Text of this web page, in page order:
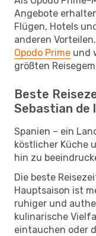
Angebote
Flügen, Hotels
anderen
Opodo Prime und
größten
Beste
Sebastian de
Spanien – ein
köstlicher Küche
hin zu
Die beste
Hauptsaison ist
ruhiger und
kulinarische
eintauchen oder